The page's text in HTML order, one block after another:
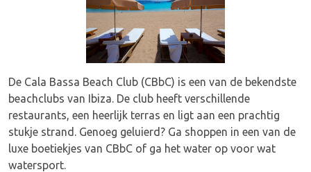
De Cala Bassa Beach Club (CBbC) is een van de bekendste
beachclubs van Ibiza. De club heeft verschillende
restaurants, een heerlijk terras en ligt aan een prachtig
stukje strand. Genoeg geluierd? Ga shoppen in een van de
luxe boetiekjes van CBbC of ga het water op voor wat
watersport.